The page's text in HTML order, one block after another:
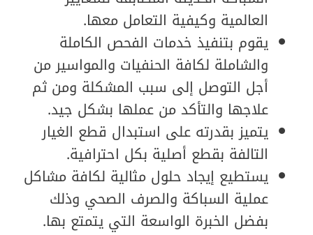
العالمية وكيفية التعامل معها.
يقوم بتنفيذ خدمات الفحص الكاملة
والشاملة لكافة الحنفيات والمواسير من
أجل التوصل إلى سبب المشكلة ومن ثم
علاجها والتأكد من عملها بشكل جيد.
يتميز بقدرته على استبدال قطع الغيار
التالفة بقطع أصلية بكل احترافية.
يستطيع إيجاد حلول مثالية لكافة مشاكل
عملية السباكة والصرف الصحي وذلك
بفضل الخبرة الواسعة التي يتمتع بها.